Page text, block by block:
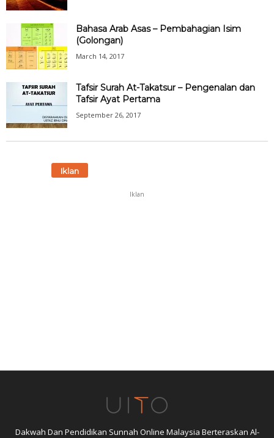
Bahasa Arab Asas – Pembahagian Isim
(Golongan)
March 14, 2017
Tafsir Surah At-Takatsur – Pengenalan dan
Tafsir Ayat Pertama
September 26, 2017
Iklan
Iklan
Dakwah Dan Pendidikan Sunnah Online Malaysia Berteraskan Al-